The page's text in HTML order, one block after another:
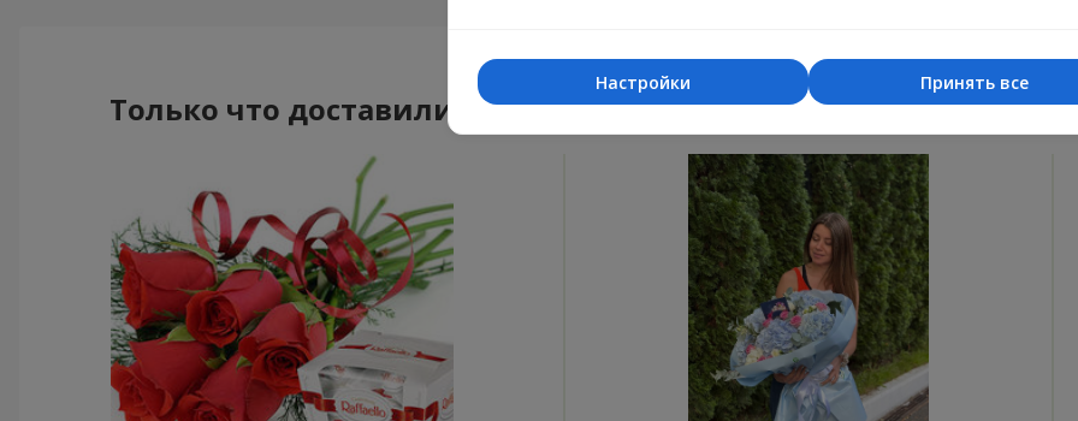
Только что доставили Фотогалерея
Принять все
Настройки